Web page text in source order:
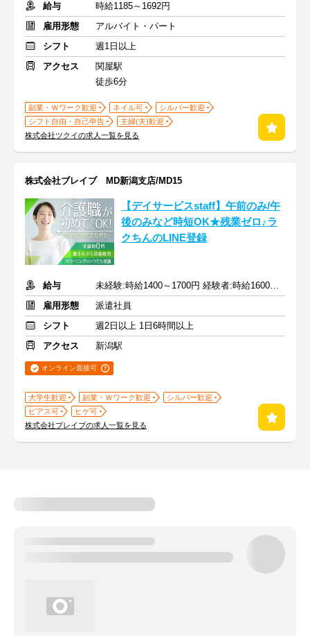
給与
時給1185～1692円
雇用形態
アルバイト・パート
シフト
週1日以上
アクセス
関屋駅
徒歩6分
副業・Ｗワーク歓迎 ネイル可
シルバー歓迎
シフト自由・自己申告
主婦(夫)歓迎
株式会社ツクイの求人一覧を見る
株式会社ブレイブ MD新潟支店/MD15
【デイサービスstaff】午前のみ/午
後のみなど時短OK★残業ゼロ♪ラ
クちんのLINE登録
給与
未経験:時給1400～1700円 経験者:時給1600～1900円+交通費全額
雇用形態
派遣社員
シフト
週2日以上 1日6時間以上
アクセス
新潟駅
オンライン面接可
大学生歓迎 副業・Ｗワーク歓迎
シルバー歓迎
ピアス可
ヒゲ可
株式会社ブレイブの求人一覧を見る